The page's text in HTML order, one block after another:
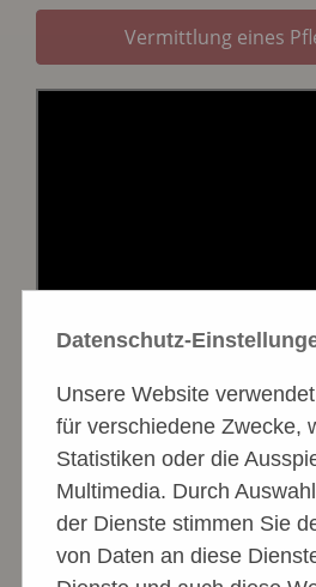
Vermittlung eines
Datenschutz-
Unsere Website
für verschiedene Zwecke,
Statistiken oder die
Multimedia. Durch
der Dienste stimmen Sie
von Daten an diese